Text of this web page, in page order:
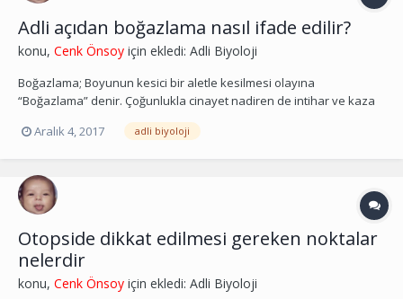
Adli açıdan boğazlama nasıl ifade edilir?
konu, Cenk Önsoy için ekledi: Adli Biyoloji
Boğazlama; Boyunun kesici bir aletle kesilmesi olayına
“Boğazlama” denir. Çoğunlukla cinayet nadiren de intihar ve kaza
olarak karşımıza çıkmaktadır. Bu vakalarda boyun bölgesinde,
farklı özellikler gösteren bir veya daha fazla kesici alet yarası
Aralık 4, 2017 adli biyoloji
Otopside dikkat edilmesi gereken noktalar
nelerdir
konu, Cenk Önsoy için ekledi: Adli Biyoloji